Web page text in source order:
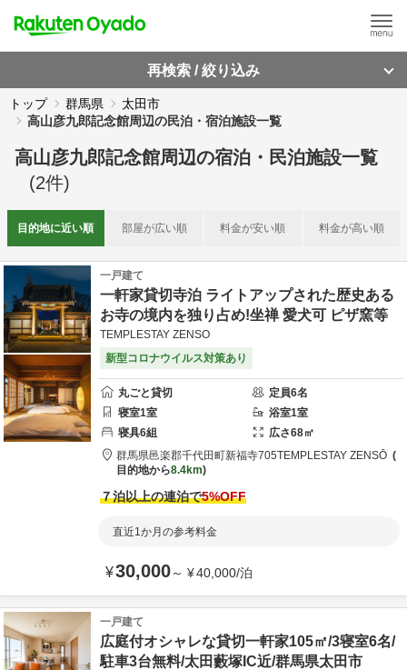
再検索 / 絞り込み
トップ 群馬県
太田市
高山彦九郎記念館周辺の民泊・宿泊施設一覧
高山彦九郎記念館周辺の宿泊・民泊施設一覧
(2件)
目的地に近い順 部屋が広い順 料金が安い順 料金が高い順
一戸建て
一軒家貸切寺泊 ライトアップされた歴史ある
お寺の境内を独り占め!坐禅 愛犬可 ピザ窯等
TEMPLESTAY ZENSO
新型コロナウイルス対策あり
丸ごと貸切 定員6名
寝室1室 浴室1室
寝具6組 広さ68㎡
群馬県邑楽郡千代田町新福寺705TEMPLESTAY ZENSŌ
目的地から8.4km
７泊以上の連泊で5%OFF
直近1か月の参考料金
¥30,000～ ¥40,000/泊
一戸建て
広庭付オシャレな貸切一軒家105㎡/3寝室6名/
駐車3台無料/太田藪塚IC近/群馬県太田市